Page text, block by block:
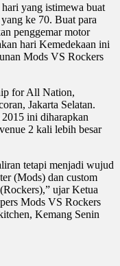
yang istimewa buat
ke 70. Buat para
penggemar motor
hari Kemedekaan ini
Mods VS Rockers
for All Nation,
Jakarta Selatan.
ini diharapkan
2 kali lebih besar
tetapi menjadi wujud
(Mods) dan custom
ujar Ketua
Mods VS Rockers
Kemang Senin